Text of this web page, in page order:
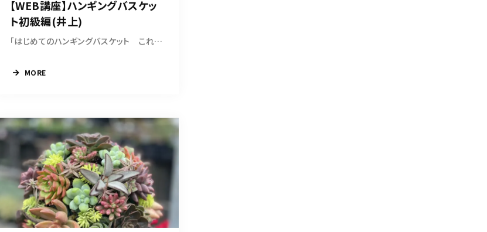
【WEB講座】ハンギングバスケッ
ト初級編(井上)
「はじめてのハンギングバスケット これだけ押...
MORE